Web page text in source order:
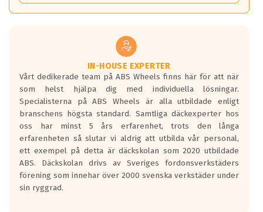
vilken körstil du använder.
Våtgrepp egenskaper:
Betygsskalan är satt A till F. Där A påvisar
den kortaste bromssträckan och F är den
längsta.
Inga D eller G betyg delas ut för
personbilar och lätta lastbilar.
Betyget sätts efter ett test där däcken
skall bromsa in på en väg där det ligger
0.5-1.5 mm vatten.
I 80km/h kommer skillnaden på
IN-HOUSE EXPERTER
Vårt dedikerade team på ABS Wheels finns här för att när
som helst hjälpa dig med individuella lösningar.
Specialisterna på ABS Wheels är alla utbildade enligt
branschens högsta standard. Samtliga däckexperter hos
oss har minst 5 års erfarenhet, trots den långa
erfarenheten så slutar vi aldrig att utbilda vår personal,
ett exempel på detta är däckskolan som 2020 utbildade
ABS. Däckskolan drivs av Sveriges fordonsverkstäders
förening som innehar över 2000 svenska verkstäder under
sin ryggrad.